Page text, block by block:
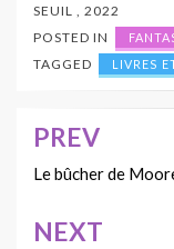
SEUIL , 2022
POSTED IN
TAGGED LIVRES
Navigation
de
l’article
PREV
Le bûcher de
NEXT